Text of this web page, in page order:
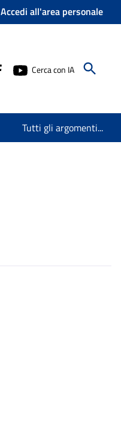
Accedi all'area personale
Cerca con IA
Tutti gli argomenti...